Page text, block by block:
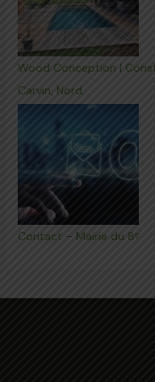
Wood Conception |
Carvin, Nord…
Contact – Mairie du 8ᵉ